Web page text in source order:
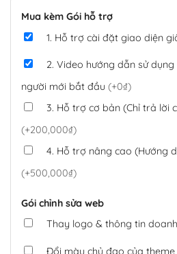
Mua kèm Gói hỗ trợ
1. Hỗ trợ cài đặt giao diện
2. Video hướng dẫn sử
người mới bắt đầu (+0₫)
3. Hỗ trợ cơ bản (Chỉ trả lời
(+200,000₫)
4. Hỗ trợ nâng cao (Hướng
(+500,000₫)
Gói chỉnh sửa web
Thay logo & thông tin
Đổi màu chủ đạo của